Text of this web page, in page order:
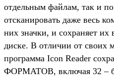
отдельным файлам, так и
отсканировать даже весь
них значки, и сохраняет их
диске. В отличии от своих
программа Icon Reader
ФОРМАТОВ, включая 32 –